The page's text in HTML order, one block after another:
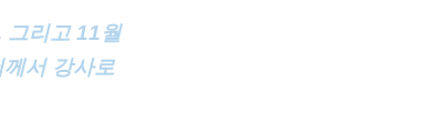
그리고 11월
서 강사로